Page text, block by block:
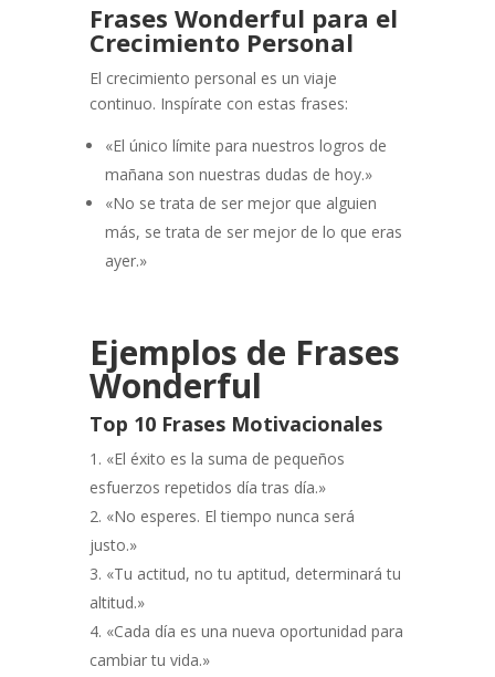
Frases Wonderful para el
Crecimiento Personal
El crecimiento personal es un viaje
continuo. Inspírate con estas frases:
«El único límite para nuestros logros de
mañana son nuestras dudas de hoy.»
«No se trata de ser mejor que alguien
más, se trata de ser mejor de lo que eras
ayer.»
Ejemplos de Frases
Wonderful
Top 10 Frases Motivacionales
«El éxito es la suma de pequeños
esfuerzos repetidos día tras día.»
«No esperes. El tiempo nunca será
justo.»
«Tu actitud, no tu aptitud, determinará tu
altitud.»
«Cada día es una nueva oportunidad para
cambiar tu vida.»